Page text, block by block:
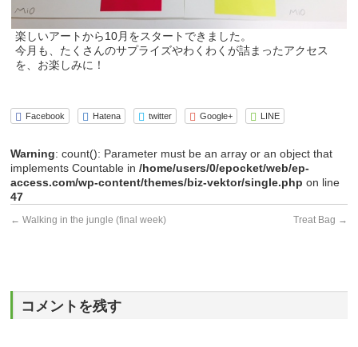
楽しいアートから10月をスタートできました。
今月も、たくさんのサプライズやわくわくが詰まったアクセス
を、お楽しみに！
Facebook Hatena twitter Google+ LINE
Warning: count(): Parameter must be an array or an object that
implements Countable in/home/users/0/epocket/web/ep-
access.com/wp-content/themes/biz-vektor/single.php on line
47
← Walking in the jungle (final week) Treat Bag →
コメントを残す